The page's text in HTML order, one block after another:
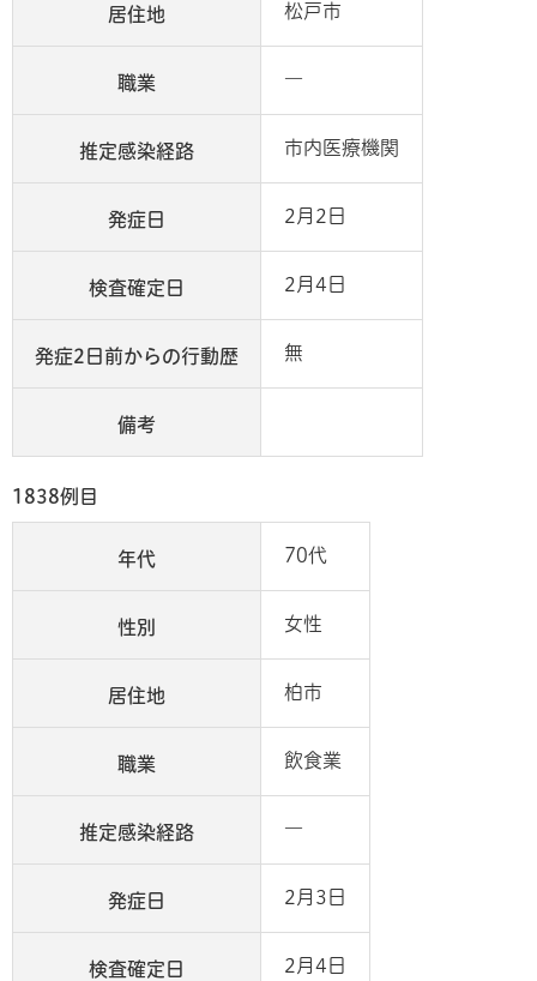
居住地 松戸市
職業 ―
推定感染経路 市内医療機関
発症日 2月2日
検査確定日 2月4日
発症2日前からの行動歴 無
備考
1838例目
年代 70代
性別 女性
居住地 柏市
職業 飲食業
推定感染経路 ―
発症日 2月3日
検査確定日 2月4日